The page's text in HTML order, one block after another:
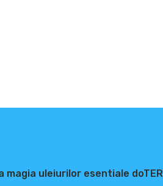
uleiurilor esentiale